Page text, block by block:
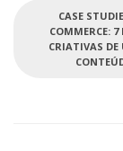
CASE
COMMERCE: 7
CRIATIVAS DE